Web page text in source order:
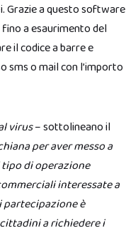
Grazie a questo software
a esaurimento del
il codice a barre e
sms o mail con l’importo
virus– sottolineano il
per aver messo a
di operazione
interessate a
è
a richiedere i